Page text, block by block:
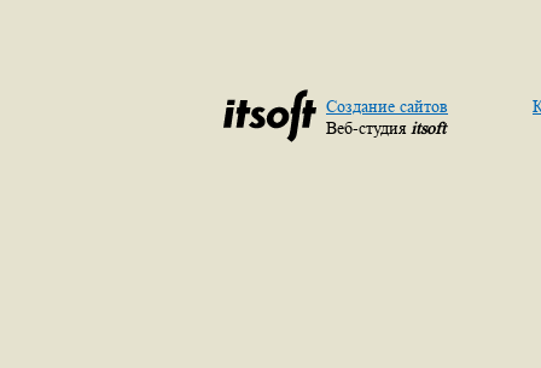
Создание сайтов
Веб-студия itsoft